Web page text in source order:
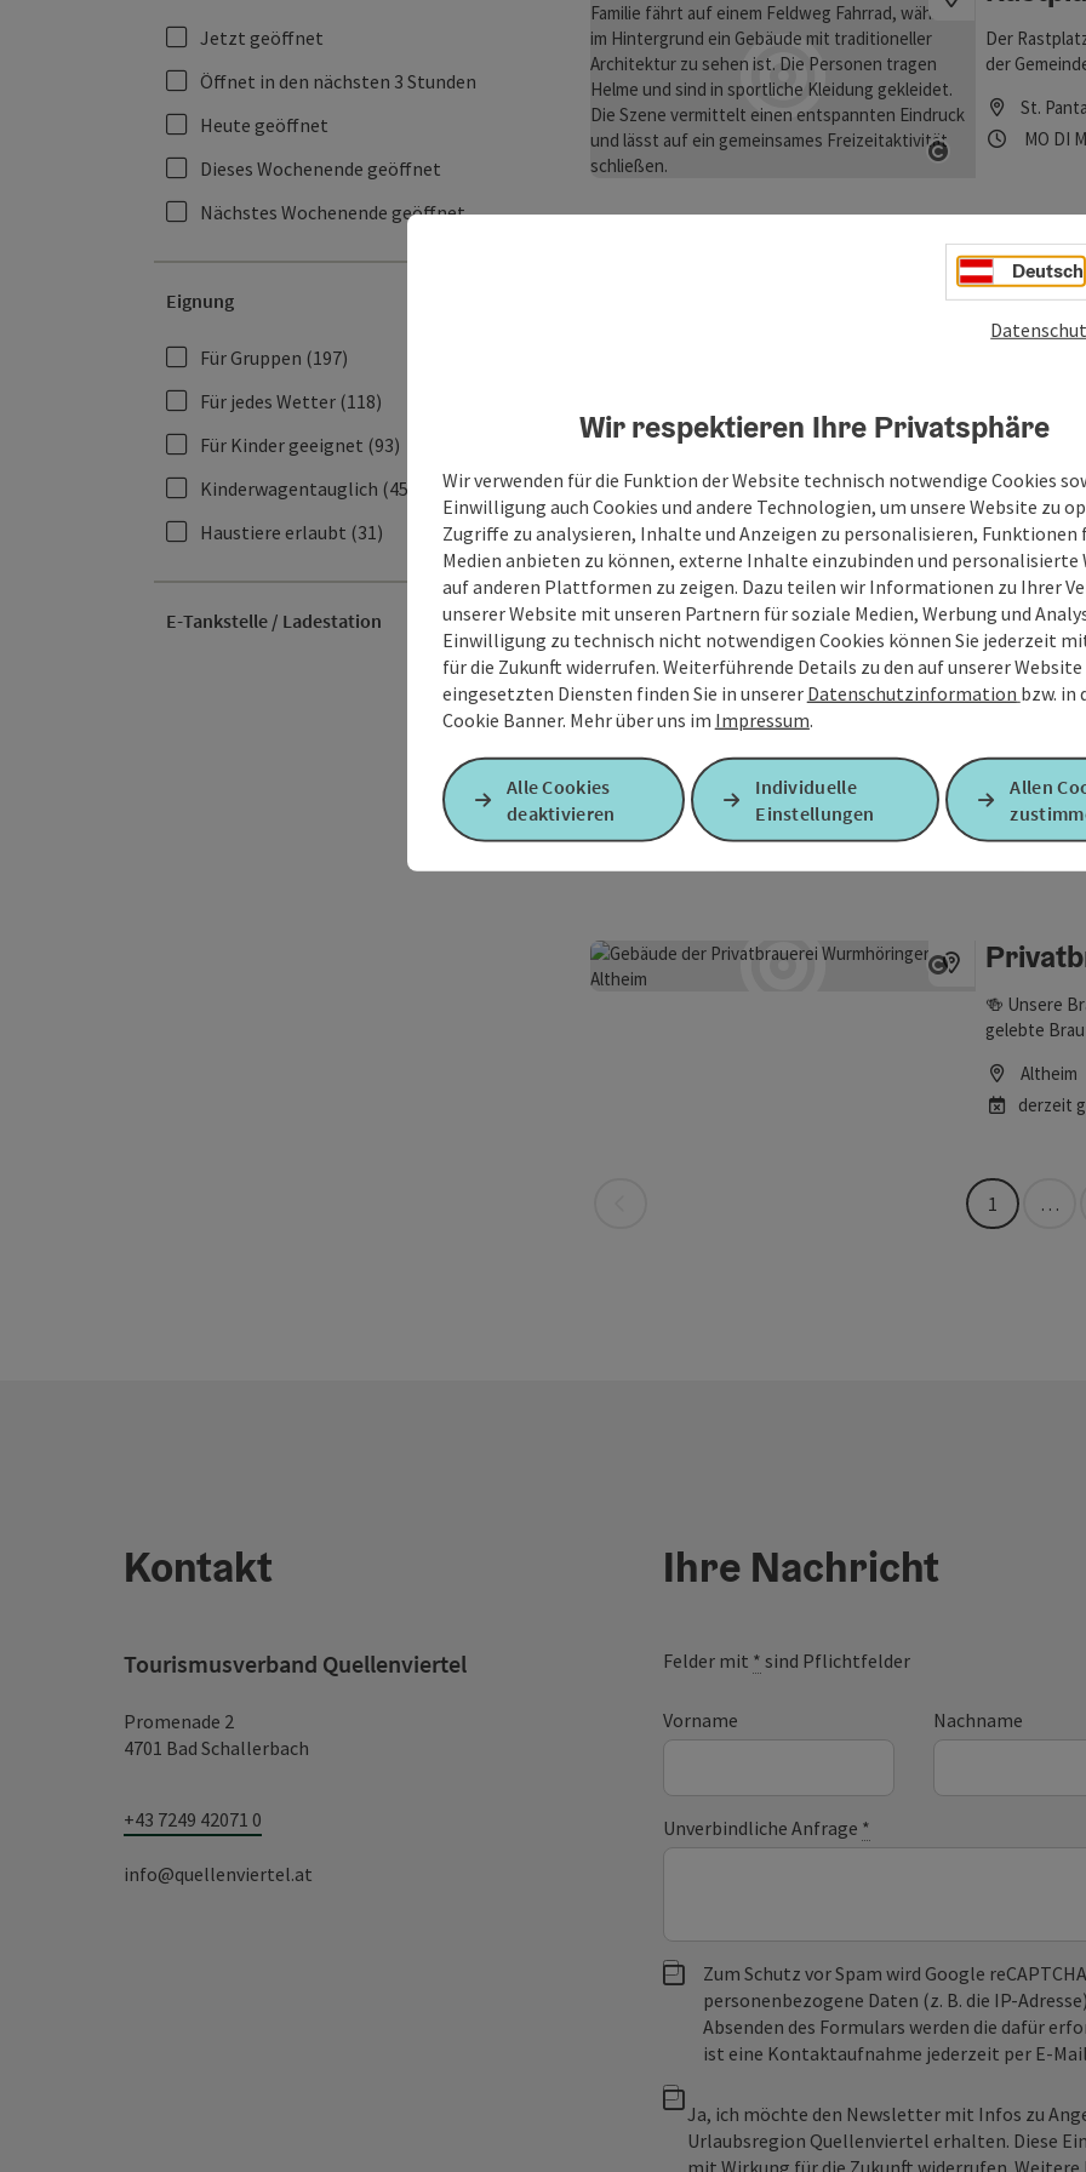
Jetzt geöffnet
Öffnet in den nächsten 3 Stunden
Heute geöffnet
Dieses Wochenende geöffnet
Nächstes Wochenende geöffnet
Eignung
Für Gruppen (197)
Für jedes Wetter (118)
Für Kinder geeignet (93)
Kinderwagentauglich (45)
Haustiere erlaubt (31)
E-Tankstelle / Ladestation
Copyright
Der
der
von
frische Luft
sich der
Ab-Hof-
geführt und
Schmankerl an.
St.
MO DI
Copyright
Die
auf der
Salzkähnen,
von Hallein
durch die
nach
prächtige
historischen
derzeit
Copyright
Escape
Geschichte
von
all das
Museum ist
gerecht
Filmen,
Exponaten
Copyright
Karpfen-,
Copyright
🍻 Unsere
gelebte
Altheim
derzeit
1 …
Kontakt
Tourismusverband Quellenviertel
Promenade 2
4701 Bad Schallerbach
+43 7249 42071 0
info@quellenviertel.at
Ihre Nachricht
Felder mit * sind Pflichtfelder
Vorname Nachname
Unverbindliche Anfrage *
Zum Schutz vor Spam wird Google
personenbezogene Daten (z. B. die IP-
Absenden des Formulars werden die dafür
ist eine Kontaktaufnahme jederzeit per E-
Ja, ich möchte den Newsletter mit Infos zu
Urlaubsregion Quellenviertel erhalten. Diese
mit Wirkung für die Zukunft widerrufen.
Deutsch
Wir respektieren Ihre Privatsphäre
Wir verwenden für die Funktion der Website technisch notwendige Cookies
Einwilligung auch Cookies und andere Technologien, um unsere Website zu
Zugriffe zu analysieren, Inhalte und Anzeigen zu personalisieren, Funktionen
Medien anbieten zu können, externe Inhalte einzubinden und personalisierte
auf anderen Plattformen zu zeigen. Dazu teilen wir Informationen zu Ihrer
unserer Website mit unseren Partnern für soziale Medien, Werbung und
Einwilligung zu technisch nicht notwendigen Cookies können Sie jederzeit
für die Zukunft widerrufen. Weiterführende Details zu den auf unserer Website
eingesetzten Diensten finden Sie in unserer Datenschutzinformation bzw. in
Cookie Banner. Mehr über uns im Impressum.
Alle Cookies
deaktivieren
Individuelle
Einstellungen
Allen